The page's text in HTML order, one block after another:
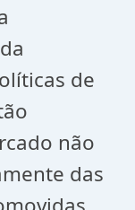
de
não
das